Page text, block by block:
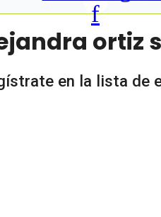
f
ortiz
en la lista de